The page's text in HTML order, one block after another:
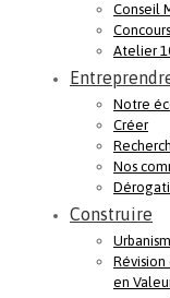
Conseil
Atelier
Notre
Créer
Nos
Construire
Révision
en